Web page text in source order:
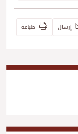
إرسال طباعة